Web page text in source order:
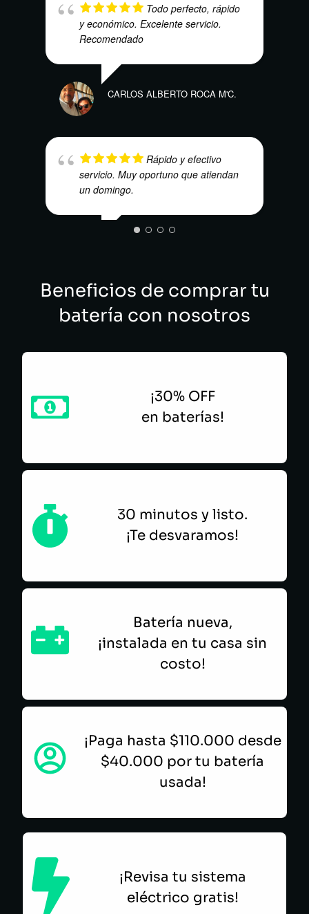
Todo perfecto, rápido
y económico. Excelente servicio.
Recomendado
CARLOS ALBERTO ROCA M'C.
Rápido y efectivo
servicio. Muy oportuno que atiendan
un domingo.
Beneficios de comprar tu
batería con nosotros
¡30% OFF
en baterías!
30 minutos y listo.
¡Te desvaramos!
Batería nueva,
¡instalada en tu casa sin
costo!
¡Paga hasta $110.000 desde
$40.000 por tu batería
usada!
¡Revisa tu sistema
eléctrico gratis!